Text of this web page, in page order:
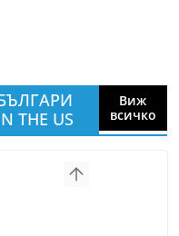
THE US
Виж
всичко